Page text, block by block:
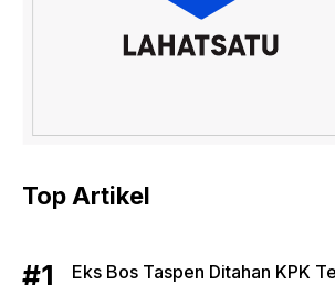
Top Artikel
Eks Bos Taspen Ditahan KPK